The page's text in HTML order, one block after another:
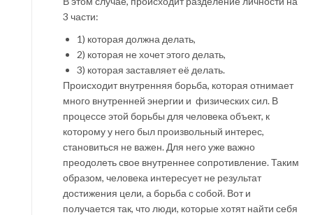
3 части:
1) которая должна делать,
2) которая не хочет этого делать,
3) которая заставляет её делать.
Происходит внутренняя борьба, которая отнимает
много внутренней энергии и физических сил. В
процессе этой борьбы для человека объект, к
которому у него был произвольный интерес,
становиться не важен. Для него уже важно
преодолеть свое внутреннее сопротивление. Таким
образом, человека интересует не результат
достижения цели, а борьба с собой. Вот и
получается так, что люди, которые хотят найти себя